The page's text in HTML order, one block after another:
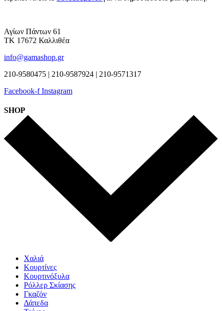
Αγίων Πάντων 61
ΤΚ 17672 Καλλιθέα
info@gamashop.gr
210-9580475 | 210-9587924 | 210-9571317
Facebook-f Instagram
SHOP
Χαλιά
Κουρτίνες
Κουρτινόξυλα
Ρόλλερ Σκίασης
Γκαζόν
Δάπεδα